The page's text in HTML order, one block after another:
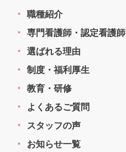
職種紹介
専門看護師・認定看護師
選ばれる理由
制度・福利厚生
教育・研修
よくあるご質問
スタッフの声
お知らせ一覧